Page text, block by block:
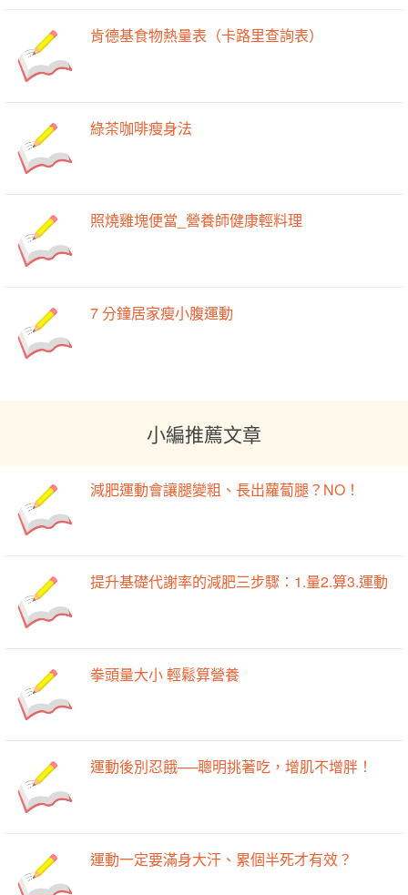
肯德基食物熱量表（卡路里查詢表）
綠茶咖啡瘦身法
照燒雞塊便當_營養師健康輕料理
7 分鐘居家瘦小腹運動
小編推薦文章
減肥運動會讓腿變粗、長出蘿蔔腿？NO！
提升基礎代謝率的減肥三步驟：1.量2.算3.運動
拳頭量大小 輕鬆算營養
運動後別忍餓──聰明挑著吃，增肌不增胖！
運動一定要滿身大汗、累個半死才有效？